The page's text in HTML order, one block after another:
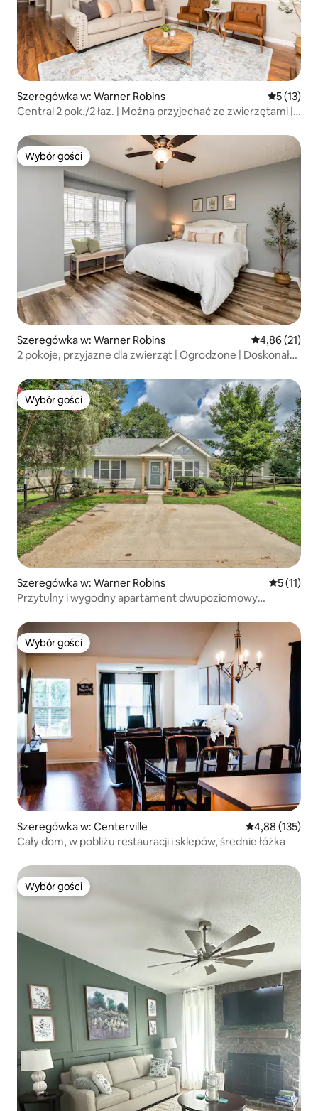
Szeregówka w: Warner Robins Średnia
5 (13)
Central 2 pok./2 łaz. | Można przyjechać ze zwierzętami |
Wybór gości
Wybór gości
Szeregówka w: Warner Robins Średnia
4,86 (21)
2 pokoje, przyjazne dla zwierząt | Ogrodzone | Doskonała
Wybór gości
Wybór gości
Szeregówka w: Warner Robins Średnia
5 (11)
Przytulny i wygodny apartament dwupoziomowy
Wybór gości
Wybór gości
Szeregówka w: Centerville Średnia
4,88 (135)
Cały dom, w pobliżu restauracji i sklepów, średnie łóżka
Wybór gości
Wybór gości